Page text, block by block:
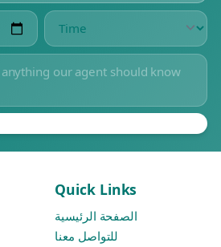
Quick Links
الصفحة الرئيسية
للتواصل معنا